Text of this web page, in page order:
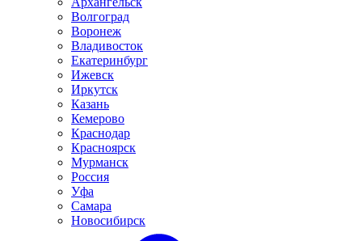
Волгоград
Воронеж
Владивосток
Екатеринбург
Ижевск
Иркутск
Казань
Кемерово
Краснодар
Красноярск
Мурманск
Россия
Уфа
Самара
Новосибирск